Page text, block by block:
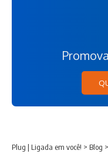
Plug | Ligada em você! > Blog >